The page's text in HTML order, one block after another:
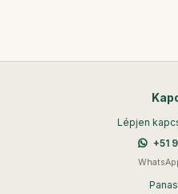
Lépjen
+51